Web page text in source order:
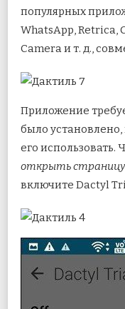
популярных
WhatsApp, Retrica,
Camera и т. д.,
Приложение
было
его использовать.
открыть
включите Dactyl